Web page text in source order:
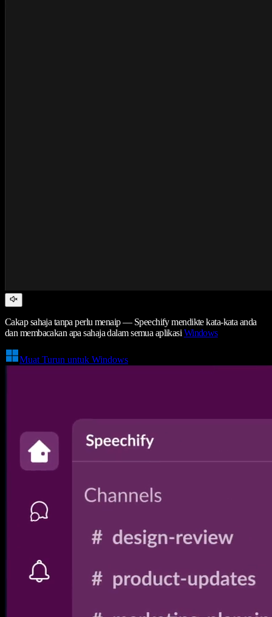
Cakap sahaja tanpa perlu menaip — Speechify mendikte kata-kata anda
dan membacakan apa sahaja dalam semua aplikasi Windows
Muat Turun untuk Windows